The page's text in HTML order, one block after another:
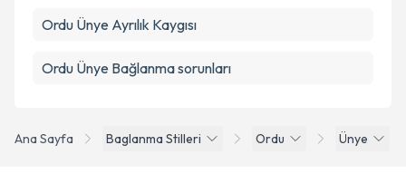
Ana Sayfa Baglanma Stilleri Ordu Ünye
Ordu Ünye Ayrılık Kaygısı
Ordu Ünye Bağlanma sorunları